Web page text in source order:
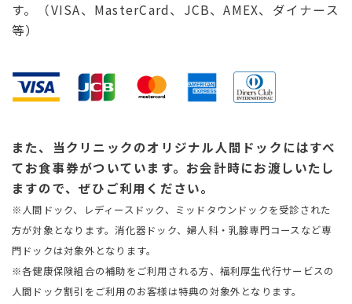
す。（VISA、MasterCard、JCB、AMEX、ダイナース
等）
また、当クリニックのオリジナル人間ドックにはすべ
てお食事券がついています。お会計時にお渡しいたし
ますので、ぜひご利用ください。
※人間ドック、レディースドック、ミッドタウンドックを受診された
方が対象となります。消化器ドック、婦人科・乳腺専門コースなど専
門ドックは対象外となります。
※各健康保険組合の補助をご利用される方、福利厚生代行サービスの
人間ドック割引をご利用のお客様は特典の対象外となります。